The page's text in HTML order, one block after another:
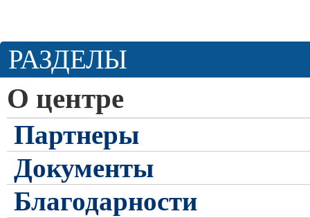
РАЗДЕЛЫ
О центре
Партнеры
Документы
Благодарности